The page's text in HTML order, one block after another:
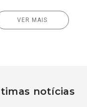
VER MAIS
notícias